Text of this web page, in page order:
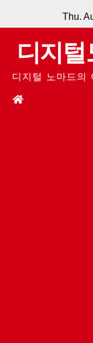
to
content
Thu.
디지
디지털 노마드의